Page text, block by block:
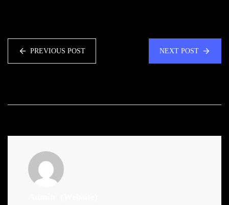
PREVIOUS POST NEXT POST